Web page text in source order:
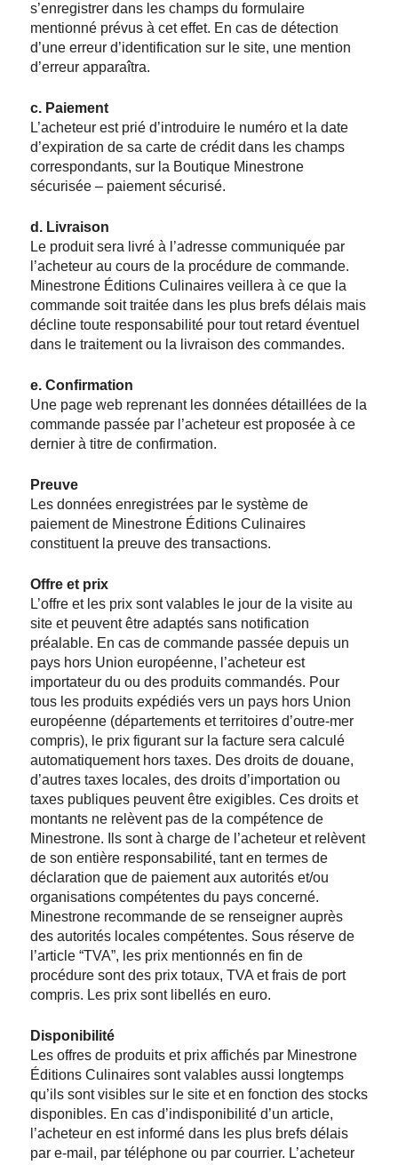
s’enregistrer dans les champs du formulaire
mentionné prévus à cet effet. En cas de détection
d’une erreur d’identification sur le site, une mention
d’erreur apparaîtra.
c. Paiement
L’acheteur est prié d’introduire le numéro et la date
d’expiration de sa carte de crédit dans les champs
correspondants, sur la Boutique Minestrone
sécurisée – paiement sécurisé.
d. Livraison
Le produit sera livré à l’adresse communiquée par
l’acheteur au cours de la procédure de commande.
Minestrone Éditions Culinaires veillera à ce que la
commande soit traitée dans les plus brefs délais mais
décline toute responsabilité pour tout retard éventuel
dans le traitement ou la livraison des commandes.
e. Confirmation
Une page web reprenant les données détaillées de la
commande passée par l’acheteur est proposée à ce
dernier à titre de confirmation.
Preuve
Les données enregistrées par le système de
paiement de Minestrone Éditions Culinaires
constituent la preuve des transactions.
Offre et prix
L’offre et les prix sont valables le jour de la visite au
site et peuvent être adaptés sans notification
préalable. En cas de commande passée depuis un
pays hors Union européenne, l’acheteur est
importateur du ou des produits commandés. Pour
tous les produits expédiés vers un pays hors Union
européenne (départements et territoires d’outre-mer
compris), le prix figurant sur la facture sera calculé
automatiquement hors taxes. Des droits de douane,
d’autres taxes locales, des droits d’importation ou
taxes publiques peuvent être exigibles. Ces droits et
montants ne relèvent pas de la compétence de
Minestrone. Ils sont à charge de l’acheteur et relèvent
de son entière responsabilité, tant en termes de
déclaration que de paiement aux autorités et/ou
organisations compétentes du pays concerné.
Minestrone recommande de se renseigner auprès
des autorités locales compétentes. Sous réserve de
l’article “TVA”, les prix mentionnés en fin de
procédure sont des prix totaux, TVA et frais de port
compris. Les prix sont libellés en euro.
Disponibilité
Les offres de produits et prix affichés par Minestrone
Éditions Culinaires sont valables aussi longtemps
qu’ils sont visibles sur le site et en fonction des stocks
disponibles. En cas d’indisponibilité d’un article,
l’acheteur en est informé dans les plus brefs délais
par e-mail, par téléphone ou par courrier. L’acheteur